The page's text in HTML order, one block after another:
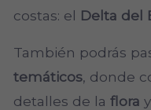
costas: el Delta del
También podrás
temáticos, donde
detalles de la flora